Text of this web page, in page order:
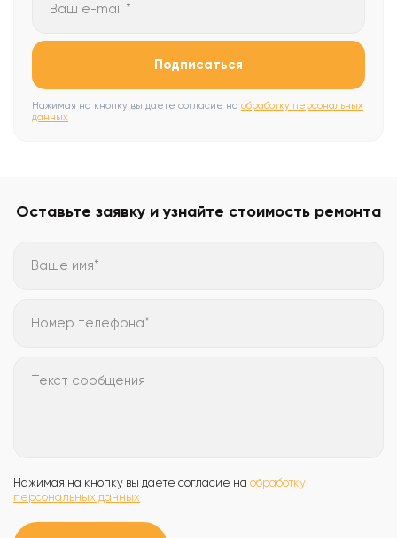
Ваш e-mail *
Подписаться
Нажимая на кнопку вы даете согласие на обработку персональных
данных
Оставьте заявку и узнайте стоимость ремонта
Ваше имя*
Номер телефона*
Текст сообщения
Нажимая на кнопку вы даете согласие на обработку
персональных данных